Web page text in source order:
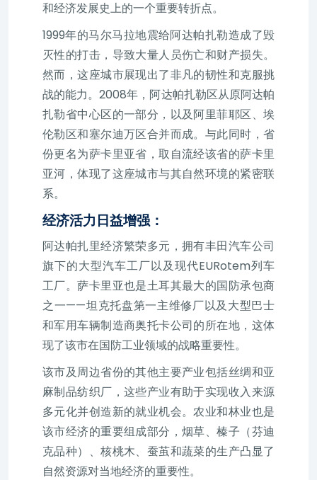
和经济发展史上的一个重要转折点。
1999年的马尔马拉地震给阿达帕扎勒造成了毁
灭性的打击，导致大量人员伤亡和财产损失。
然而，这座城市展现出了非凡的韧性和克服挑
战的能力。2008年，阿达帕扎勒区从原阿达帕
扎勒省中心区的一部分，以及阿里菲耶区、埃
伦勒区和塞尔迪万区合并而成。与此同时，省
份更名为萨卡里亚省，取自流经该省的萨卡里
亚河，体现了这座城市与其自然环境的紧密联
系。
经济活力日益增强：
阿达帕扎里经济繁荣多元，拥有丰田汽车公司
旗下的大型汽车工厂以及现代EURotem列车
工厂。萨卡里亚也是土耳其最大的国防承包商
之一——坦克托盘第一主维修厂以及大型巴士
和军用车辆制造商奥托卡公司的所在地，这体
现了该市在国防工业领域的战略重要性。
该市及周边省份的其他主要产业包括丝绸和亚
麻制品纺织厂，这些产业有助于实现收入来源
多元化并创造新的就业机会。农业和林业也是
该市经济的重要组成部分，烟草、榛子（芬迪
克品种）、核桃木、蚕茧和蔬菜的生产凸显了
自然资源对当地经济的重要性。